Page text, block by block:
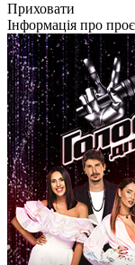
Приховати
Інформація про